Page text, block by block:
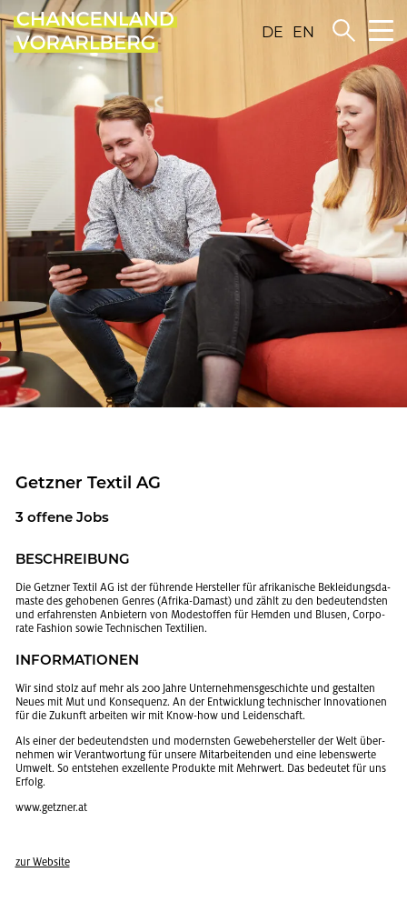
DE EN
Getz­ner Tex­til AG
3 of­fe­ne Jobs
BE­SCHREI­BUNG
Die Getz­ner Tex­til AG ist der füh­ren­de Her­stel­ler für afri­ka­ni­sche Be­klei­dungs­da­
mas­te des ge­ho­be­nen Gen­res (Afri­ka-Da­mast) und zählt zu den be­deu­tends­ten
und er­fah­rens­ten An­bie­tern von Mo­de­stof­fen für Hem­den und Blu­sen, Cor­po­
ra­te Fa­shion sowie Tech­ni­schen Tex­ti­li­en.
IN­FOR­MA­TIO­NEN
Wir sind stolz auf mehr als 200 Jahre Un­ter­neh­mens­ge­schich­te und ge­stal­ten
Neues mit Mut und Kon­se­quenz. An der Ent­wick­lung tech­ni­scher In­no­va­tio­nen
für die Zu­kunft ar­bei­ten wir mit Know-how und Lei­den­schaft.
Als einer der be­deu­tends­ten und mo­derns­ten Ge­we­be­her­stel­ler der Welt über­
neh­men wir Ver­ant­wor­tung für un­se­re Mit­ar­bei­ten­den und eine le­bens­wer­te
Um­welt. So ent­ste­hen ex­zel­len­te Pro­duk­te mit Mehr­wert. Das be­deu­tet für uns
Er­folg.
www.​getzner.​at
zur Web­site